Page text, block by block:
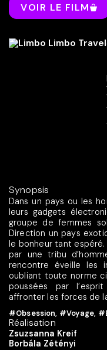
VOIR LE FILM
Synopsis
Dans un pays ou les
leurs gadgets
groupe de femmes
Direction un pays
le bonheur tant
par une tribu
rencontre éveille les
oubliant toute norme
poussées par
affronter les forces de
#Obsession, #Voyage,
Réalisation
Zsuzsanna Kreif
Borbála Zétényi